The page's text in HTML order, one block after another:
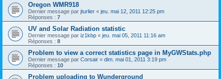
Oregon WMR918
Dernier message par jturlier « jeu. mai 12, 2011 12:25 pm
Réponses : 7
UV and Solar Radiation statistic
Dernier message par iz1kbp « jeu. mai 05, 2011 11:16 am
Réponses : 8
Problem to view a correct statistics page in MyGWStats.php
Dernier message par Corsair « dim. mai 01, 2011 3:19 pm
Réponses : 10
Problem uploading to Wunderground